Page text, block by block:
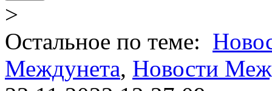
>
Остальное по теме:
Междунета, Новости